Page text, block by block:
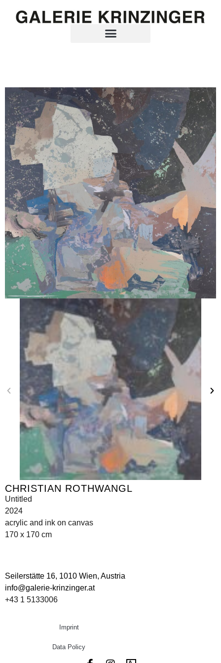
CHRISTIAN ROTHWANGL
Untitled
2024
acrylic and ink on canvas
170 x 170 cm
Seilerstätte 16, 1010 Wien, Austria
info@galerie-krinzinger.at
+43 1 5133006
Imprint
Data Policy